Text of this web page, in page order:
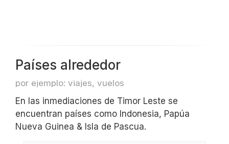
Países alrededor
por ejemplo: viajes, vuelos
En las inmediaciones de Timor Leste se
encuentran países como Indonesia, Papúa
Nueva Guinea & Isla de Pascua.